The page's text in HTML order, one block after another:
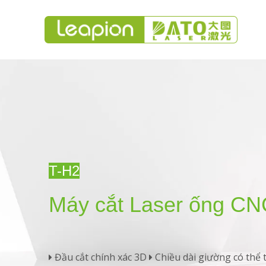
T-H2
Máy cắt Laser ống
 Đầu cắt chính xác 3D  Chiều dài giường có thể